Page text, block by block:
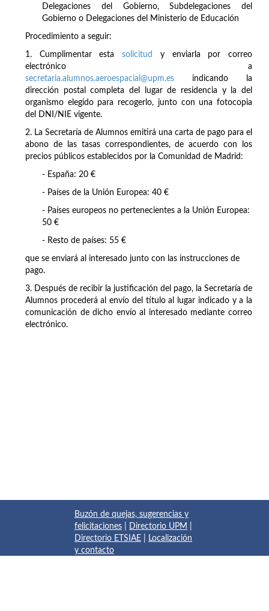
Delegaciones del Gobierno, Subdelegaciones del
Gobierno o Delegaciones del Ministerio de Educación
Procedimiento a seguir:
1. Cumplimentar estasolicitud
y enviarla por correo
electrónico a
secretaria.alumnos.aeroespacial@upm.es indicando la
dirección postal completa del lugar de residencia y la del
organismo elegido para recogerlo, junto con una fotocopia
del DNI/NIE vigente.
2. La Secretaría de Alumnos emitirá una carta de pago para el
abono de las tasas correspondientes, de acuerdo con los
precios públicos establecidos por la Comunidad de Madrid:
- España: 20 €
- Países de la Unión Europea: 40 €
- Países europeos no pertenecientes a la Unión Europea:
50 €
- Resto de países: 55 €
que se enviará al interesado junto con las instrucciones de
pago.
3. Después de recibir la justificación del pago, la Secretaría de
Alumnos procederá al envío del título al lugar indicado y a la
comunicación de dicho envío al interesado mediante correo
electrónico.
Buzón de quejas, sugerencias y
felicitaciones
Directorio UPM
Directorio ETSIAE
Localización
y contacto